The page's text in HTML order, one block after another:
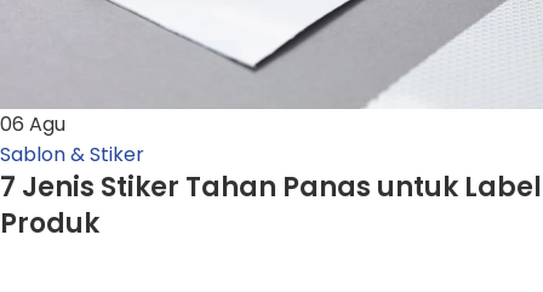
06 Agu
Sablon & Stiker
7 Jenis Stiker Tahan Panas untuk Label
Produk